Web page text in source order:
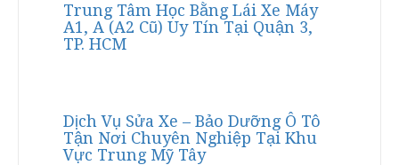
Trung Tâm Học Bằng Lái Xe Máy
A1, A (A2 Cũ) Uy Tín Tại Quận 3,
TP. HCM
Dịch Vụ Sửa Xe – Bảo Dưỡng Ô Tô
Tận Nơi Chuyên Nghiệp Tại Khu
Vực Trung Mỹ Tây